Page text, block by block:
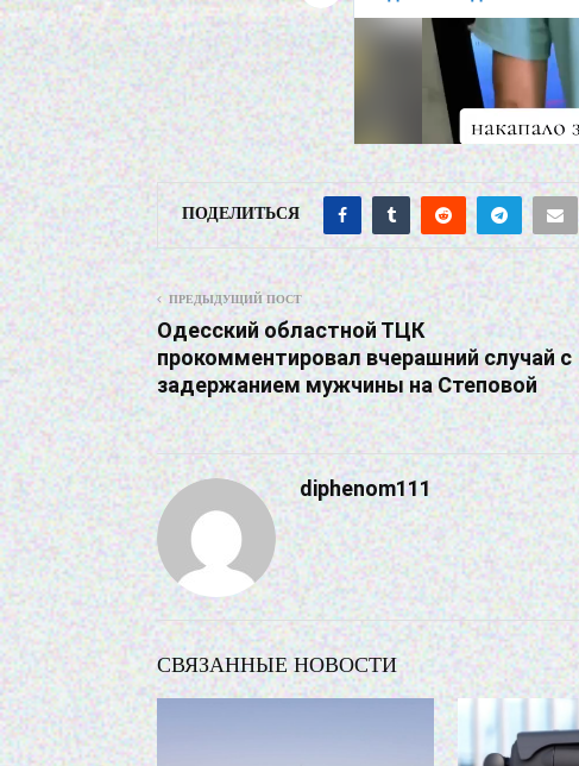
ПОДЕЛИТЬСЯ
ПРЕДЫДУЩИЙ ПОСТ
Одесский областной ТЦК
прокомментировал вчерашний случай с
задержанием мужчины на Степовой
diphenom111
СВЯЗАННЫЕ НОВОСТИ